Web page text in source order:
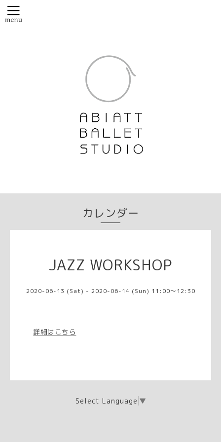
カレンダー
JAZZ WORKSHOP
2020-06-13 (Sat) - 2020-06-14 (Sun) 11:00～12:30
詳細はこちら
Select Language ▼